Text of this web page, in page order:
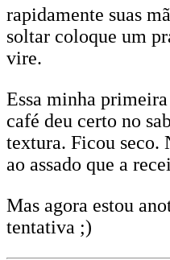
rapidamente suas
soltar coloque um
vire.
Essa minha
café deu certo no
textura. Ficou seco.
ao assado que a
Mas agora estou
tentativa ;)